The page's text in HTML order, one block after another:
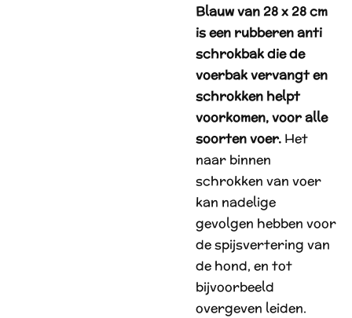
Blauw van 28 x 28 cm
is een rubberen anti
schrokbak die de
voerbak vervangt en
schrokken helpt
voorkomen, voor alle
soorten voer. Het
naar binnen
schrokken van voer
kan nadelige
gevolgen hebben voor
de spijsvertering van
de hond, en tot
bijvoorbeeld
overgeven leiden.